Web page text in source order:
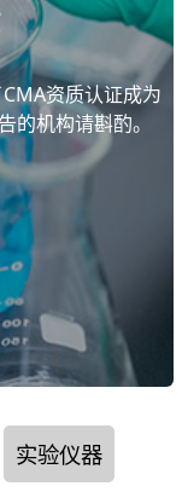
资质认证成为
的机构请斟酌。
实验仪器